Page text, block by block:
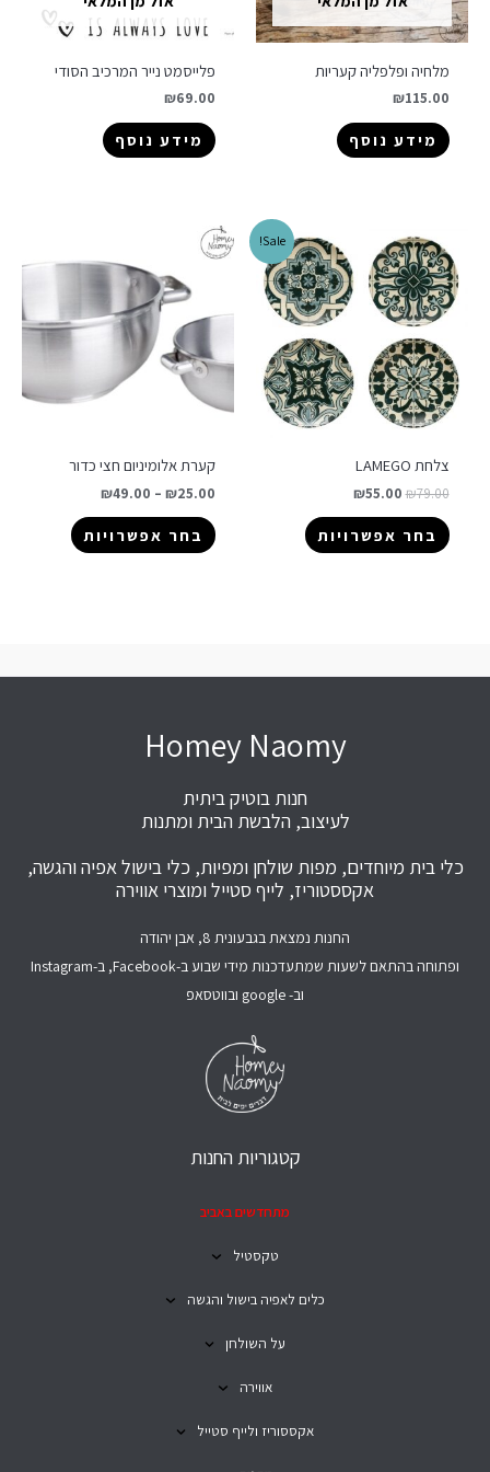
מלחיה ופלפליה קעריות
₪115.00
מידע נוסף
פלייסמט נייר המרכיב הסודי
₪69.00
מידע נוסף
Sale!
צלחת LAMEGO
₪79.00
₪55.00
בחר אפשרויות
קערת אלומיניום חצי כדור
₪25.00
–
₪49.00
בחר אפשרויות
Homey Naomy
חנות בוטיק ביתית
לעיצוב, הלבשת הבית ומתנות
כלי בית מיוחדים, מפות שולחן ומפיות, כלי בישול אפיה והגשה,
אקססטוריז, לייף סטייל ומוצרי אווירה
החנות נמצאת בגבעונית 8, אבן יהודה
ופתוחה בהתאם לשעות שמתעדכנות מידי שבוע ב-Facebook, ב-Instagram
וב- google ובווטסאפ
קטגוריות החנות
מתחדשים באביב
טקסטיל
כלים לאפיה בישול והגשה
על השולחן
אווירה
אקססוריז ולייף סטייל